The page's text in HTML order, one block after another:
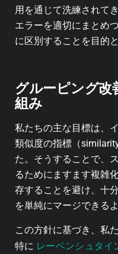
用を通じて洗練されて
エラーを適切にまとめ
に区別することを目的
グルーピング改
組み
私たちの主な目標は、
類似度の指標（
た。そうすることで、
るためにますます複雑
存することを避け、十
を単純にマージできる
この方針に基づき、私
特に レーベンシュタ